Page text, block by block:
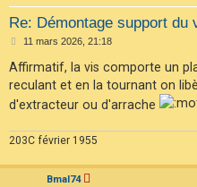
Re: Démontage support du
M
s
s
a
e
11 mars 2026, 21:18
Affirmatif, la vis comporte un
reculant et en la tournant on
d'extracteur ou d'arrache
203C février 1955
Bmal74